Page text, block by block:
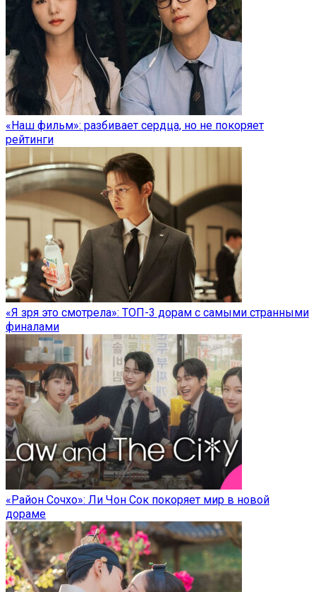
«Наш фильм»: разбивает сердца, но не покоряет
рейтинги
«Я зря это смотрела»: ТОП-3 дорам с самыми странными
финалами
«Район Сочхо»: Ли Чон Сок покоряет мир в новой
дораме